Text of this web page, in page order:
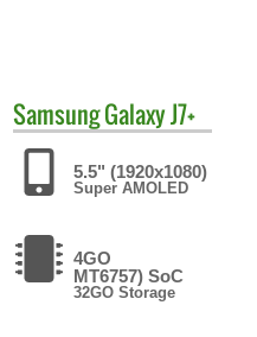
SamsungGalaxy J7+
5.5" (1920x1080)
Super AMOLED
4GO
MT6757) SoC
32GO Storage